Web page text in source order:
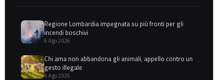
Regione Lombardia impegnata su più fronti per gli
incendi boschivi
6 Ago 2026
Chi ama non abbandona gli animali, appello contro un
gesto illegale
6 Ago 2026